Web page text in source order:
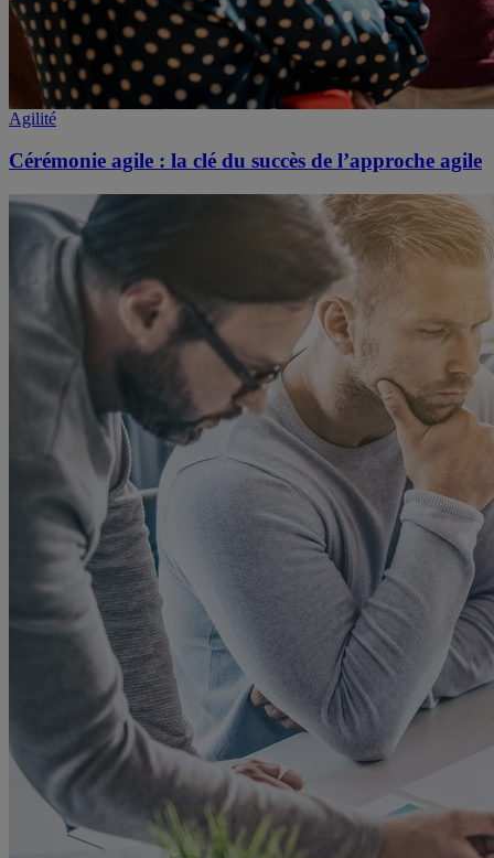
Agilité
Cérémonie agile : la clé du succès de l’approche agile